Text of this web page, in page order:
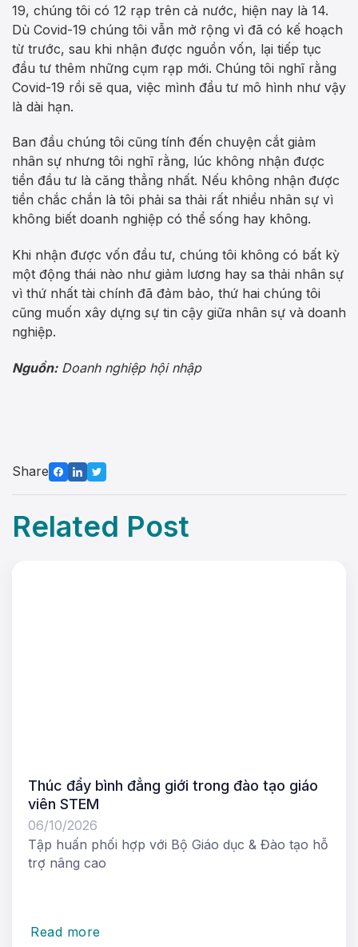
19, chúng tôi có 12 rạp trên cả nước, hiện nay là 14.
Dù Covid-19 chúng tôi vẫn mở rộng vì đã có kế hoạch
từ trước, sau khi nhận được nguồn vốn, lại tiếp tục
đầu tư thêm những cụm rạp mới. Chúng tôi nghĩ rằng
Covid-19 rồi sẽ qua, việc mình đầu tư mô hình như vậy
là dài hạn.
Ban đầu chúng tôi cũng tính đến chuyện cắt giảm
nhân sự nhưng tôi nghĩ rằng, lúc không nhận được
tiền đầu tư là căng thẳng nhất. Nếu không nhận được
tiền chắc chắn là tôi phải sa thải rất nhiều nhân sự vì
không biết doanh nghiệp có thể sống hay không.
Khi nhận được vốn đầu tư, chúng tôi không có bất kỳ
một động thái nào như giảm lương hay sa thải nhân sự
vì thứ nhất tài chính đã đảm bảo, thứ hai chúng tôi
cũng muốn xây dựng sự tin cậy giữa nhân sự và doanh
nghiệp.
Nguồn:Doanh nghiệp hội nhập
Share
Related Post
Thúc đẩy bình đẳng giới trong đào tạo giáo
viên STEM
06/10/2026
Tập huấn phối hợp với Bộ Giáo dục & Đào tạo hỗ
trợ nâng cao
Read more